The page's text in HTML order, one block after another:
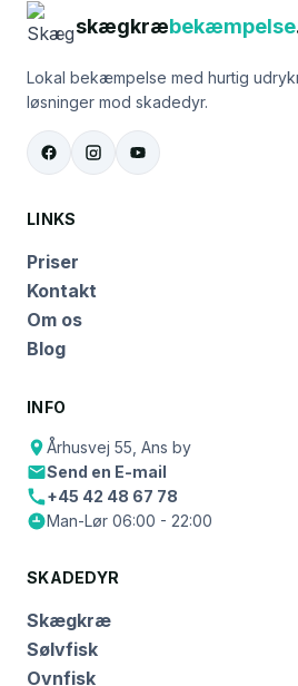
skægkræbekæmpelse
Lokal bekæmpelse med hurtig
løsninger mod skadedyr.
LINKS
Priser
Kontakt
Om os
Blog
INFO
Århusvej 55, Ans by
Send en E-mail
+45 42 48 67 78
Man-Lør 06:00 - 22:00
SKADEDYR
Skægkræ
Sølvfisk
Ovnfisk